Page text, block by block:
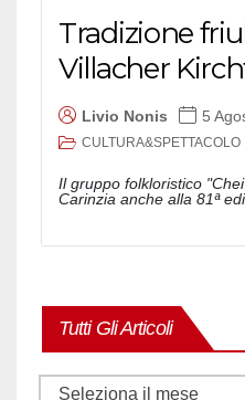
Tradizione
Villacher
Livio Nonis 5
CULTURA&SPETTACOLO
Il gruppo folkloristico
Carinzia anche alla 81ª
Tutti Gli Articoli
Tutti